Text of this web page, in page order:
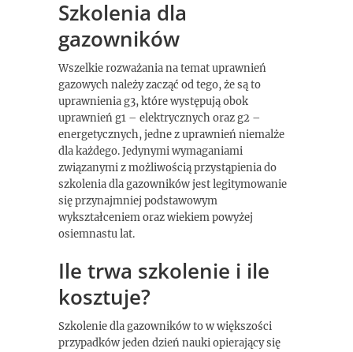
Szkolenia dla
gazowników
Wszelkie rozważania na temat uprawnień
gazowych należy zacząć od tego, że są to
uprawnienia g3, które występują obok
uprawnień g1 – elektrycznych oraz g2 –
energetycznych, jedne z uprawnień niemalże
dla każdego. Jedynymi wymaganiami
związanymi z możliwością przystąpienia do
szkolenia dla gazowników jest legitymowanie
się przynajmniej podstawowym
wykształceniem oraz wiekiem powyżej
osiemnastu lat.
Ile trwa szkolenie i ile
kosztuje?
Szkolenie dla gazowników to w większości
przypadków jeden dzień nauki opierający się